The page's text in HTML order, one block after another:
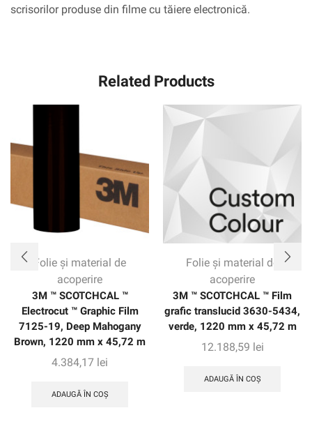
scrisorilor produse din filme cu tăiere electronică.
Related Products
Folie și material de
acoperire
3M ™ SCOTCHCAL ™
Electrocut ™ Graphic Film
7125-19, Deep Mahogany
Brown, 1220 mm x 45,72 m
4.384,17 lei
ADAUGĂ ÎN COȘ
Folie și material de
acoperire
3M ™ SCOTCHCAL ™ Film
grafic translucid 3630-5434,
verde, 1220 mm x 45,72 m
12.188,59 lei
ADAUGĂ ÎN COȘ